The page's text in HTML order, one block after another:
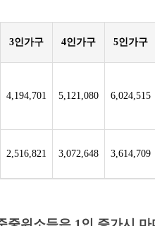
3인가구 4인가구 5인가구
4,194,701 5,121,080 6,024,515
2,516,821 3,072,648 3,614,709